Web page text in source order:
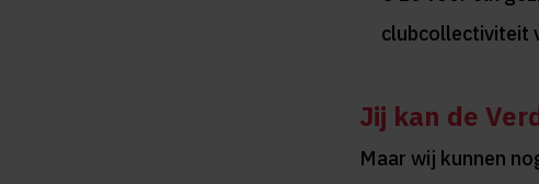
clubcollectiviteit
Jij kan de
Maar wij kunnen